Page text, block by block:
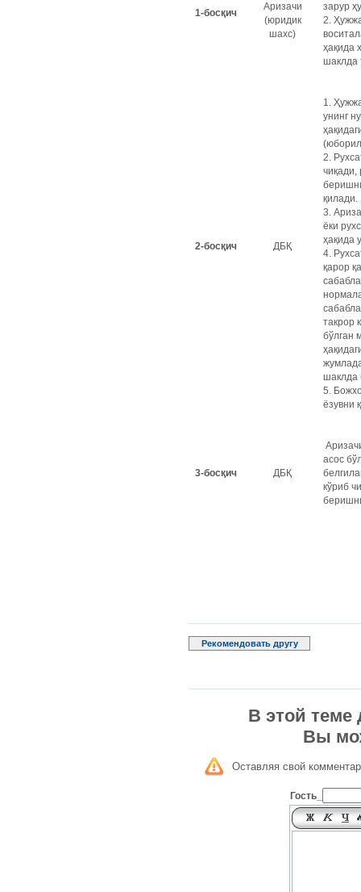
1-босқич
Аризачи
(юридик
шахс)
зарур
2.
ҳақида
шаклда
2-босқич ДБҚ
1.
унинг
2.
чиқади,
қилади.
3.
ёки
ҳақида
4.
қарор
такрор
бўлган
шаклда
5.
ёзувни
3-босқич ДБҚ
асос
кўриб
Рекомендовать другу
В этой теме
Вы
Оставляя свой
Гость_